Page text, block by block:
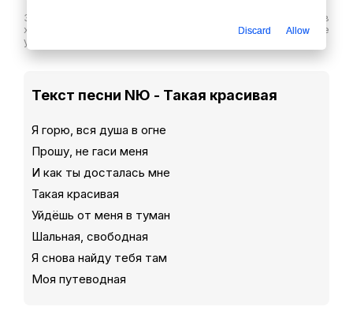
Здесь вы можете скачать песню NЮ - Такая красивая в
хорошем качестве или слушайте ее бесплатнов любое
удобное время
Текст песни NЮ - Такая красивая
Я горю, вся душа в огне
Прошу, не гаси меня
И как ты досталась мне
Такая красивая
Уйдёшь от меня в туман
Шальная, свободная
Я снова найду тебя там
Моя путеводная
Discard Allow